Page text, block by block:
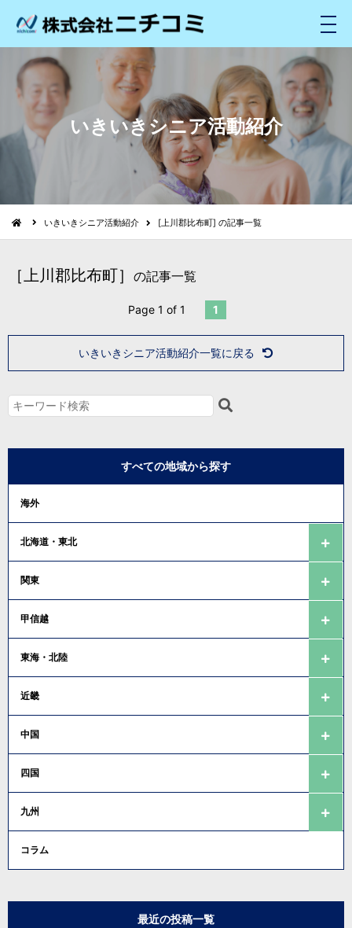
メ
ニ
ュ
いきいきシニア活動紹介
いきいきシニア活動紹介 [上川郡比布町] の記事一覧
［上川郡比布町］ の記事一覧
Page 1 of 1 1
いきいきシニア活動紹介一覧に戻る
すべての地域から探す
海外
北海道・東北
関東
甲信越
東海・北陸
近畿
中国
四国
九州
コラム
最近の投稿一覧